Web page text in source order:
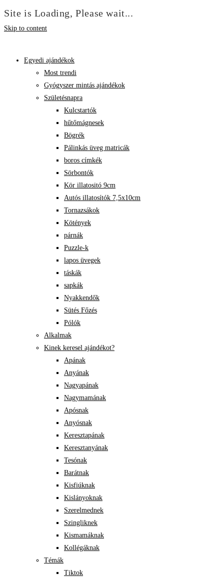
Site is Loading, Please wait...
Skip to content
Egyedi ajándékok
Most trendi
Gyógyszer mintás ajándékok
Születésnapra
Kulcstartók
hűtőmágnesek
Bögrék
Pálinkás üveg matricák
boros címkék
Sörbontók
Kör illatositó 9cm
Autós illatosítók 7,5x10cm
Tornazsákok
Kötények
párnák
Puzzle-k
lapos üvegek
táskák
sapkák
Nyakkendők
Sütés Főzés
Pólók
Alkalmak
Kinek keresel ajándékot?
Apának
Anyának
Nagyapának
Nagymamának
Apósnak
Anyósnak
Keresztapának
Keresztanyának
Tesónak
Barátnak
Kisfiúknak
Kislányoknak
Szerelmednek
Szingliknek
Kismamáknak
Kollégáknak
Témák
Tiktok